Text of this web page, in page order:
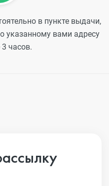
в пункте выдачи,
указанному вами адресу
3 часов.